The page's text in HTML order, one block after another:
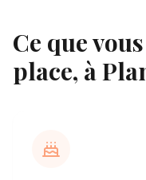
Ce que
place, à